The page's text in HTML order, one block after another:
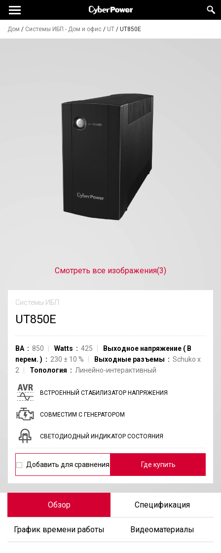
Дом / Системы ИБП - Дом и офис / UT / UT850E
Смотреть все изображения(3)
Системы ИБП
UT850E
ВА 850 Watts 425 Выходное напряжение ( В
перем. ) 230 ± 10 % Выходные разъемы Schuko x
2
Топология Линейно-интерактивный
ВСТРОЕННЫЙ СТАБИЛИЗАТОР НАПРЯЖЕНИЯ
СОВМЕСТИМ С ГЕНЕРАТОРОМ
СВЕТОДИОДНЫЙ ИНДИКАТОР СОСТОЯНИЯ
Добавить для сравнения Где купить
Обзор Спецификация
График времени работы Видеоматериалы